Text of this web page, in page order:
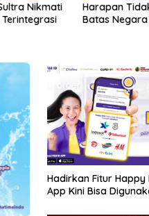
Nikmati
Harapan
Batas Negara
Hadirkan Fitur Happy
App Kini Bisa